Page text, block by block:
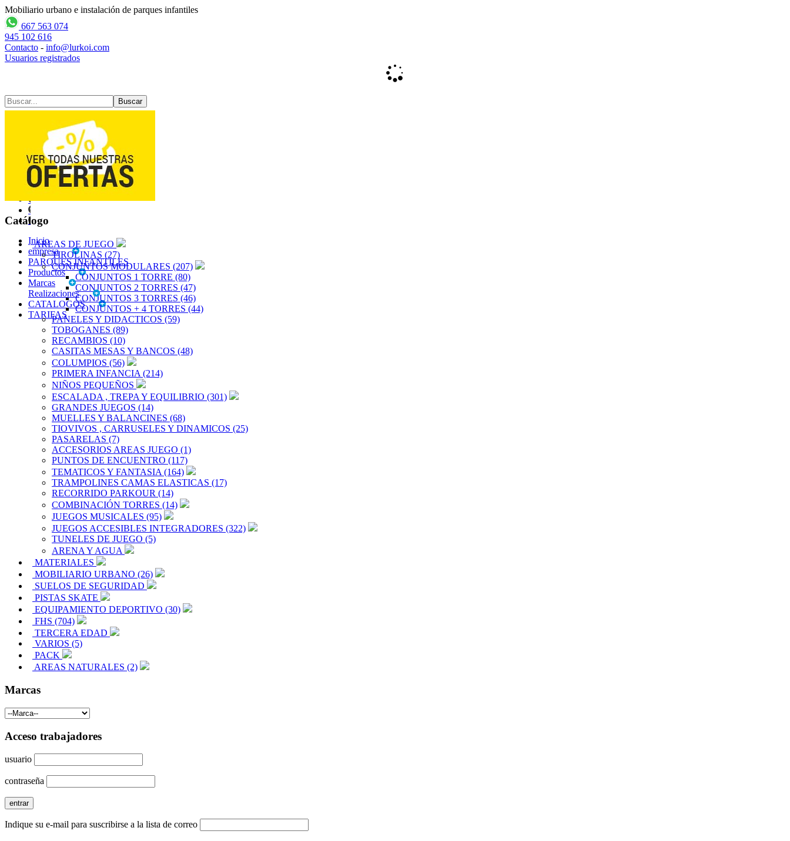
Mobiliario urbano e instalación de parques infantiles
667 563 074
945 102 616
Contacto - info@lurkoi.com
Usuarios registrados
Mapa web
Inicio
empresa
PARQUES INFANTILES
Productos
Marcas
Realizaciones
CATALOGOS
TARIFAS
Catálogo
AREAS DE JUEGO
TIROLINAS (27)
CONJUNTOS MODULARES (207)
CONJUNTOS 1 TORRE (80)
CONJUNTOS 2 TORRES (47)
CONJUNTOS 3 TORRES (46)
CONJUNTOS + 4 TORRES (44)
PANELES Y DIDACTICOS (59)
TOBOGANES (89)
RECAMBIOS (10)
CASITAS MESAS Y BANCOS (48)
COLUMPIOS (56)
PRIMERA INFANCIA (214)
NIÑOS PEQUEÑOS
ESCALADA , TREPA Y EQUILIBRIO (301)
GRANDES JUEGOS (14)
MUELLES Y BALANCINES (68)
TIOVIVOS , CARRUSELES Y DINAMICOS (25)
PASARELAS (7)
ACCESORIOS AREAS JUEGO (1)
PUNTOS DE ENCUENTRO (117)
TEMATICOS Y FANTASIA (164)
TRAMPOLINES CAMAS ELASTICAS (17)
RECORRIDO PARKOUR (14)
COMBINACIÓN TORRES (14)
JUEGOS MUSICALES (95)
JUEGOS ACCESIBLES INTEGRADORES (322)
TUNELES DE JUEGO (5)
ARENA Y AGUA
MATERIALES
MOBILIARIO URBANO (26)
SUELOS DE SEGURIDAD
PISTAS SKATE
EQUIPAMIENTO DEPORTIVO (30)
FHS (704)
TERCERA EDAD
VARIOS (5)
PACK
AREAS NATURALES (2)
Marcas
Acceso trabajadores
usuario
contraseña
Indique su e-mail para suscribirse a la lista de correo